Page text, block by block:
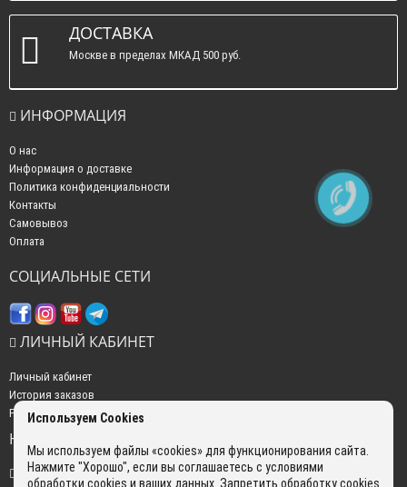
ДОСТАВКА
Москве в пределах МКАД 500 руб.
ИНФОРМАЦИЯ
О нас
Информация о доставке
Политика конфиденциальности
Контакты
Самовывоз
Оплата
СОЦИАЛЬНЫЕ СЕТИ
ЛИЧНЫЙ КАБИНЕТ
Личный кабинет
История заказов
Рассылка новостей
НАШИ КОНТАКТЫ
+7 (499) 350-22-51
Используем Cookies
Мы используем файлы «cookies» для функционирования сайта.
Нажмите "Хорошо", если вы соглашаетесь с условиями
обработки cookies и ваших данных. Запретить обработку cookies